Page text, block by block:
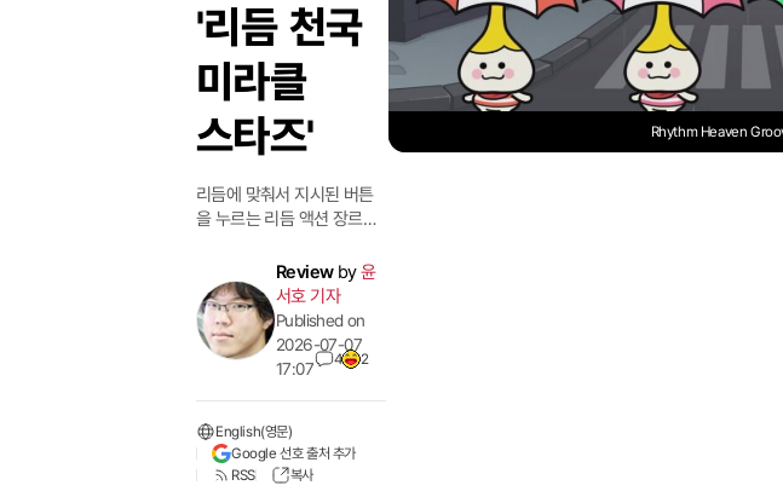
'리듬 천국
미라클
스타즈'
리듬에 맞춰서 지시된 버튼
을 누르는 리듬 액션 장르는
히 사랑받고 있는 장르다. 음
악이라는 호불호가 적은 소
재에 화면에 뭘 눌러야 하는
지 직관적으로 보여주는 만
큼, 게임을 한 번도 안 해봤던
부분 게이머들은 이 말에 의
문을 표할 거다. 그도 그럴 것
이 조금만 레벨이 높아져
Reviewby윤
서호 기자
Published on
2026-07-07
17:07
English(영문)
Google 선호 출처 추가
RSS
복사
4 2
Rhythm Heaven